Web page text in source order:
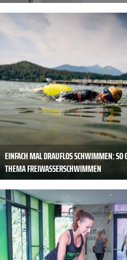
EINFACH MAL DRAUFLOS SCHWIMMEN: SO
THEMA FREIWASSERSCHWIMMEN